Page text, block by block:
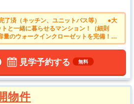
了済（キッチン、ユニットバス等） ●大
と一緒に暮らせるマンション！（細則
のウォークインクローゼットを完備！
駅から始めませんか？ ●南向きのバルコ
にお問合せくださいませ。
見学予約する 無料
物件